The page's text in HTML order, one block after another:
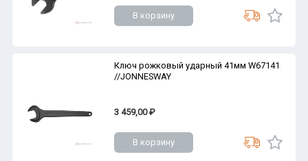
В корзину
Ключ рожковый ударный 41мм W67141
//JONNESWAY
3 459,00 ₽
В корзину